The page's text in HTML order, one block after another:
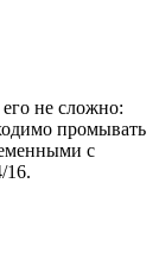
не сложно:
промывать
с
16.